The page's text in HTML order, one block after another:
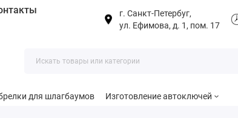
г. Санкт-Петербуг,
ул. Ефимова, д. 1, пом. 17
для шлагбаумов Изготовление автоключей